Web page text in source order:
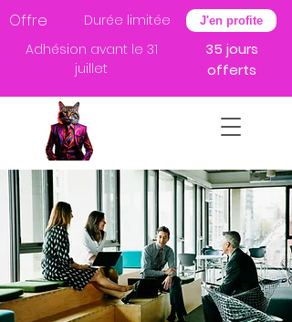
Offre Durée limitée J'en profite
Adhésion avant le 31
juillet
35 jours
offerts